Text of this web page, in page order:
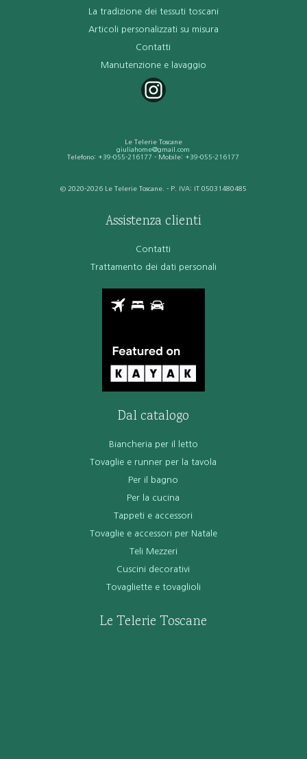
La tradizione dei tessuti toscani
Articoli personalizzati su misura
Contatti
Manutenzione e lavaggio
Le Telerie Toscane
giuliahome@gmail.com
Telefono: +39-055-216177 - Mobile: +39-055-216177
© 2020-2026 Le Telerie Toscane. - P. IVA: IT 05031480485
Assistenza clienti
Contatti
Trattamento dei dati personali
Dal catalogo
Biancheria per il letto
Tovaglie e runner per la tavola
Per il bagno
Per la cucina
Tappeti e accessori
Tovaglie e accessori per Natale
Teli Mezzeri
Cuscini decorativi
Tovagliette e tovaglioli
Le Telerie Toscane